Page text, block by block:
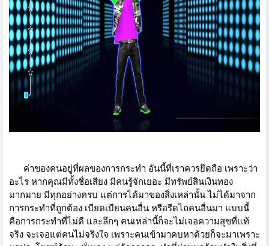
ค่าของคนอยู่ที่ผลของการกระทำ อันนี้ที่เราควรยึดถือ เพราะว่า
อะไร หากคุณมีทั้งชื่อเสียง มีคนรู้จักเยอะ มีทรัพย์สินเงินทอง
มากมาย มีทุกอย่างครบ แต่การได้มาของสิ่งเหล่านั้น ไม่ได้มาจาก
การกระทำที่ถูกต้อง เบียดเบียนคนอื่น หรือรีดไถคนอื่นมา แบบนี้
คือการกระทำที่ไม่ดี และลึกๆ คนเหล่านี้ก็จะไม่เจอความสุขที่แท้
จริง จะเจอแต่คนไม่จริงใจ เพราะคนเข้ามาคบหาด้วยก็จะมาเพราะ